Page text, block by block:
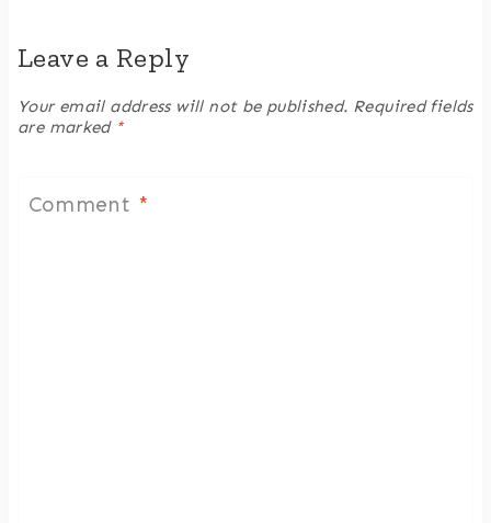
Leave a Reply
Your email address will not be published. Required fields
are marked *
Comment *